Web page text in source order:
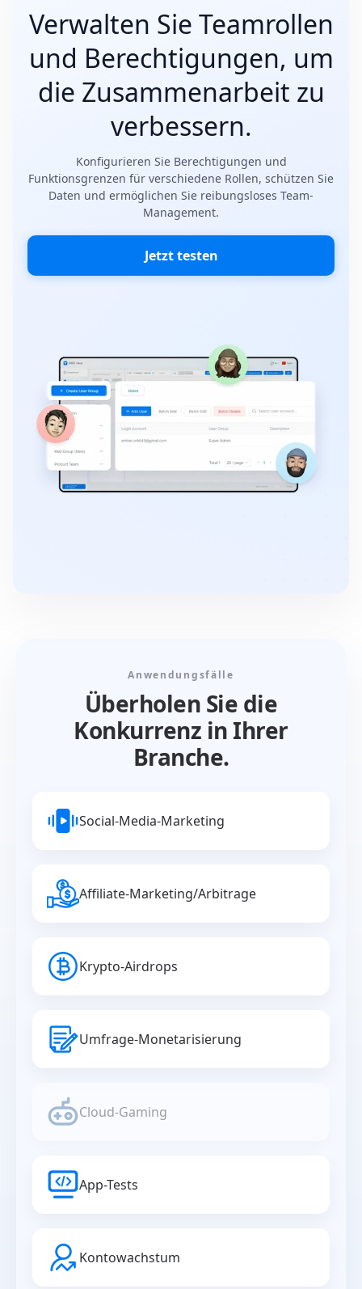
Verwalten Sie Teamrollen
und Berechtigungen, um
die Zusammenarbeit zu
verbessern.
Konfigurieren Sie Berechtigungen und
Funktionsgrenzen für verschiedene Rollen, schützen Sie
Daten und ermöglichen Sie reibungsloses Team-
Management.
Jetzt testen
Anwendungsfälle
Überholen Sie die
Konkurrenz in Ihrer
Branche.
Social-Media-Marketing
Affiliate-Marketing/Arbitrage
Krypto-Airdrops
Umfrage-Monetarisierung
Cloud-Gaming
App-Tests
Kontowachstum